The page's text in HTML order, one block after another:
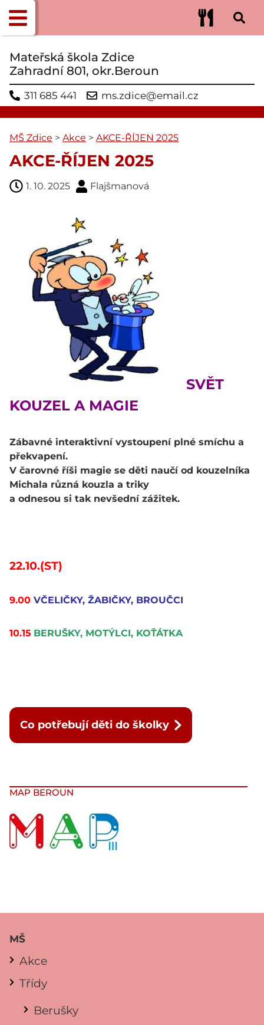
Mateřská škola Zdice
Zahradní 801, okr.Beroun
311 685 441 ms.zdice@email.cz
Co potřebují děti do školky
MAP BEROUN
MŠ Zdice > Akce > AKCE-ŘÍJEN 2025
AKCE-ŘÍJEN 2025
1. 10. 2025 Flajšmanová
SVĚT
KOUZEL A MAGIE
Zábavné interaktivní vystoupení plné smíchu a
překvapení.
V čarovné říši magie se děti naučí od kouzelníka
Michala různá kouzla a triky
a odnesou si tak nevšední zážitek.
22.10.(ST)
9.00 VČELIČKY, ŽABIČKY, BROUČCI
10.15 BERUŠKY, MOTÝLCI, KOŤÁTKA
MŠ
Akce
Třídy
Berušky